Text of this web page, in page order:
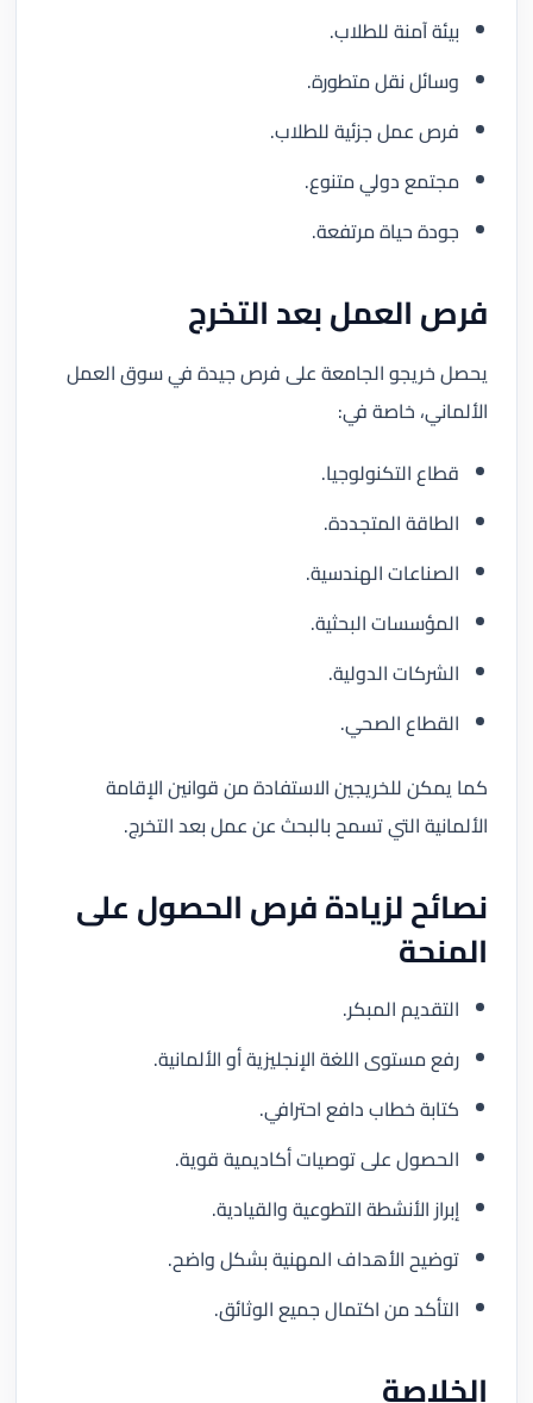
بيئة آمنة للطلاب.
وسائل نقل متطورة.
فرص عمل جزئية للطلاب.
مجتمع دولي متنوع.
جودة حياة مرتفعة.
فرص العمل بعد التخرج
يحصل خريجو الجامعة على فرص جيدة في سوق العمل
الألماني، خاصة في:
قطاع التكنولوجيا.
الطاقة المتجددة.
الصناعات الهندسية.
المؤسسات البحثية.
الشركات الدولية.
القطاع الصحي.
كما يمكن للخريجين الاستفادة من قوانين الإقامة
الألمانية التي تسمح بالبحث عن عمل بعد التخرج.
نصائح لزيادة فرص الحصول على
المنحة
التقديم المبكر.
رفع مستوى اللغة الإنجليزية أو الألمانية.
كتابة خطاب دافع احترافي.
الحصول على توصيات أكاديمية قوية.
إبراز الأنشطة التطوعية والقيادية.
توضيح الأهداف المهنية بشكل واضح.
التأكد من اكتمال جميع الوثائق.
الخلاصة